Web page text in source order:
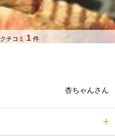
クチコミ 1 件
杏ちゃんさん